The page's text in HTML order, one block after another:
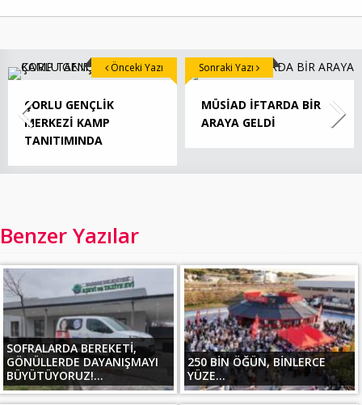
ÇORLU GENÇLİK
MERKEZİ KAMP
TANITIMINDA
Önceki Yazı
MÜSİAD İFTARDA BİR
ARAYA GELDİ
Sonraki Yazı
Benzer Yazılar
SOFRALARDA BEREKETİ,
GÖNÜLLERDE DAYANIŞMAYI
BÜYÜTÜYORUZ!...
250 BİN ÖĞÜN, BİNLERCE
YÜZE...